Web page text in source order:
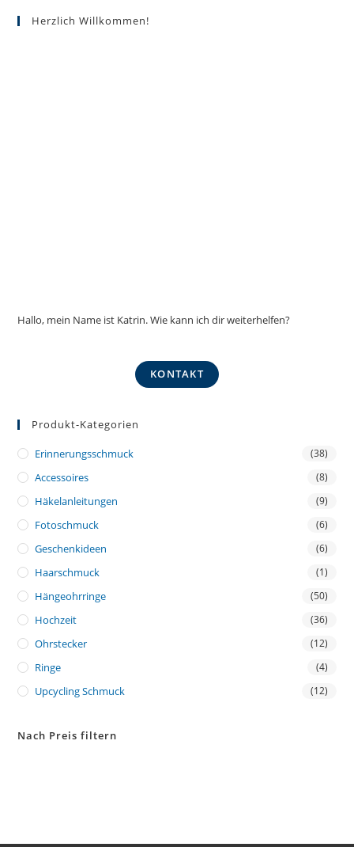
Herzlich Willkommen!
Hallo, mein Name ist Katrin. Wie kann ich dir weiterhelfen?
KONTAKT
Produkt-Kategorien
Erinnerungsschmuck (38)
Accessoires (8)
Häkelanleitungen (9)
Fotoschmuck (6)
Geschenkideen (6)
Haarschmuck (1)
Hängeohrringe (50)
Hochzeit (36)
Ohrstecker (12)
Ringe (4)
Upcycling Schmuck (12)
Nach Preis filtern